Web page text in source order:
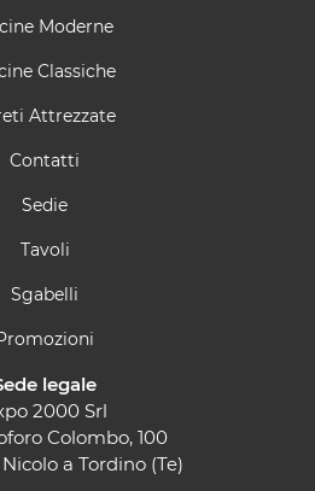
Moderne
Classiche
Attrezzate
Contatti
Sedie
Tavoli
Sgabelli
legale
2000 Srl
Colombo, 100
a Tordino (Te)